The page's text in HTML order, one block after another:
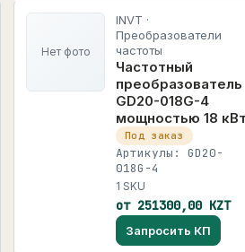
Нет фото
INVT ·
Преобразователи
частоты
Частотный
преобразователь
GD20-018G-4
мощностью 18 кВт
Под заказ
Артикулы: GD20-
018G-4
1 SKU
от 251300,00 KZT
Запросить КП